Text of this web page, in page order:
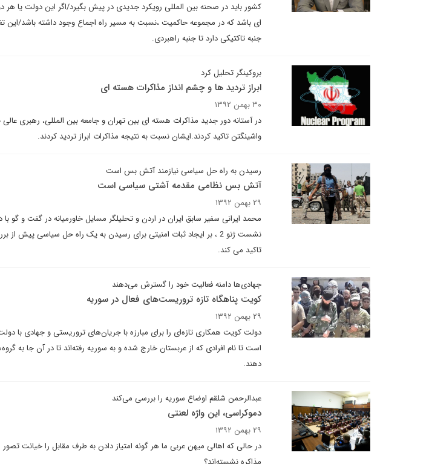
کشور باید در صحنه بین المللی رویکرد جدیدی در پیش بگیرد/اگر این دولت یا هر
ای باشد که در مجموعه حاکمیت ،نسبت به مسیر راه اجماع وجود داشته باشد/این
جنبه تاکتیکی دارد تا جنبه راهبردی.
بروکینگر تحلیل کرد
ابراز تردید ها و چشم انداز مذاکرات هسته ای
۳۰ بهمن ۱۳۹۲
در آستانه دور جدید مذاکرات هسته ای بین تهران و جامعه بین المللی، رهبری
واشینگتن تاکید کردند.ایشان نسبت به نتیجه مذاکرات ابراز تردید کردند.
رسیدن به راه حل سیاسی نیازمند آتش بس است
آتش بس نظامی مقدمه آشتی سیاسی است
۲۹ بهمن ۱۳۹۲
محمد ایرانی سفیر سابق ایران در اردن و تحلیلگر مسایل خاورمیانه در گفت و گو با
نشست ژنو 2 ، بر ایجاد ثبات امنیتی برای رسیدن به یک راه حل سیاسی پیش
تاکید می کند.
جهادی‌ها دامنه فعالیت خود را گسترش می‌دهند
کویت پناهگاه تازه تروریست‌های فعال در سوریه
۲۹ بهمن ۱۳۹۲
دولت کویت همکاری تازه‌ای را برای مبارزه با جریان‌های تروریستی و جهادی با
است تا نام افرادی که از عربستان خارج شده و به سوریه رفته‌اند تا در آن جا به
دهند.
عبدالرحمن شلقم اوضاع سوریه را بررسی می‌کند
دموکراسی، این واژه لعنتی
۲۹ بهمن ۱۳۹۲
در حالی که اهالی میهن عربی ما هر گونه امتیاز دادن به طرف مقابل را خیانت تصور